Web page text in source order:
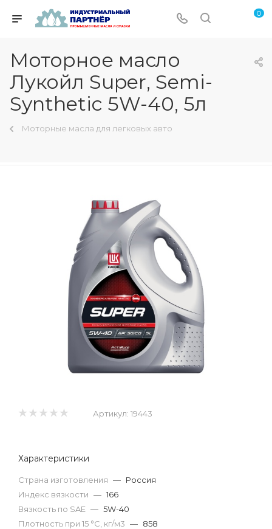
0
Моторное масло
Лукойл Super, Semi-
Synthetic 5W-40, 5л
Моторные масла для легковых авто
Артикул: 19443
Характеристики
Страна изготовления — Россия
Индекс вязкости — 166
Вязкость по SAE — 5W-40
Плотность при 15 °С, кг/м3 — 858